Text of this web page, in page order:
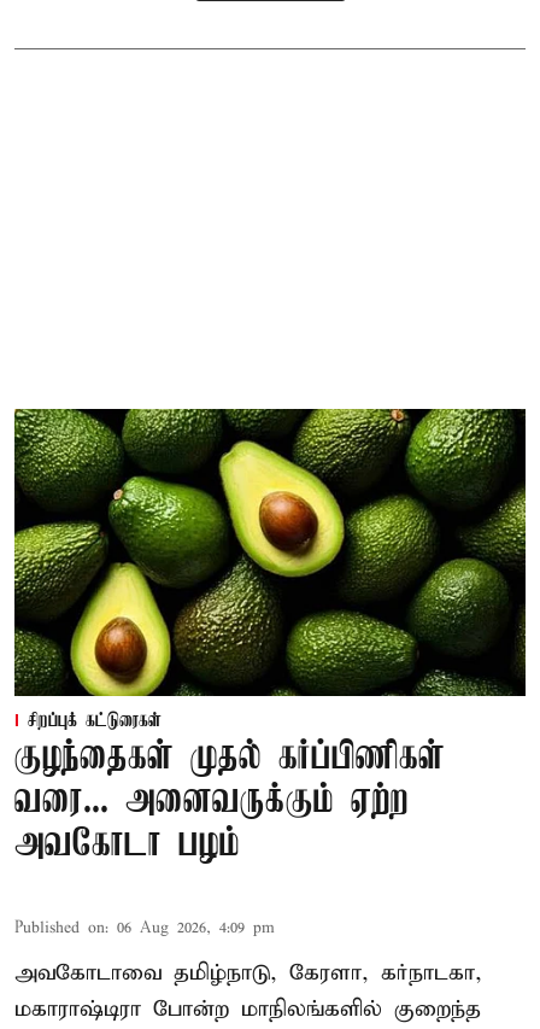
சிறப்புக் கட்டுரைகள்
குழந்தைகள் முதல் கர்ப்பிணிகள்
வரை... அனைவருக்கும் ஏற்ற
அவகோடா பழம்
Published on: 06 Aug 2026, 4:09 pm
அவகோடாவை தமிழ்நாடு, கேரளா, கர்நாடகா,
மகாராஷ்டிரா போன்ற மாநிலங்களில் குறைந்த